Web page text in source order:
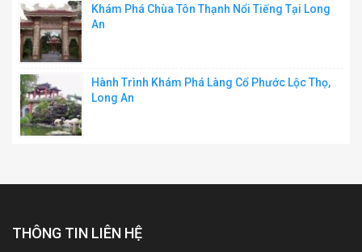
Khám Phá Chùa Tôn Thạnh Nổi Tiếng Tại Long
An
Hành Trình Khám Phá Làng Cổ Phước Lộc Thọ,
Long An
THÔNG TIN LIÊN HỆ